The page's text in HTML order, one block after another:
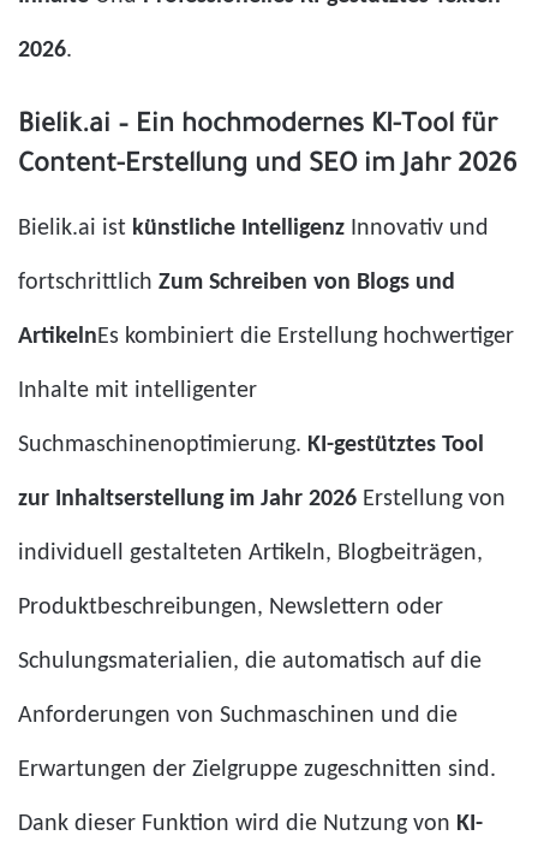
2026.
Bielik.ai – Ein hochmodernes KI-Tool für
Content-Erstellung und SEO im Jahr 2026
Bielik.ai ist künstliche Intelligenz Innovativ und
fortschrittlich Zum Schreiben von Blogs und
ArtikelnEs kombiniert die Erstellung hochwertiger
Inhalte mit intelligenter
Suchmaschinenoptimierung. KI-gestütztes Tool
zur Inhaltserstellung im Jahr 2026 Erstellung von
individuell gestalteten Artikeln, Blogbeiträgen,
Produktbeschreibungen, Newslettern oder
Schulungsmaterialien, die automatisch auf die
Anforderungen von Suchmaschinen und die
Erwartungen der Zielgruppe zugeschnitten sind.
Dank dieser Funktion wird die Nutzung von KI-